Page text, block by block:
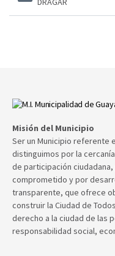
Misión del Municipio
Ser un Municipio referente
distinguimos por la
de participación
comprometido y por
transparente, que ofrece
construir la Ciudad de
derecho a la ciudad de las
responsabilidad social,